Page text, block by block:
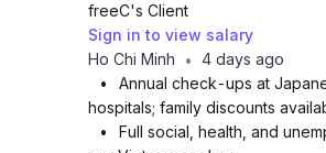
freeC's Client
Sign in to view salary
Ho Chi Minh
• 4 days ago
•
Annual check-ups at
hospitals; family discounts
•
Full social, health, and